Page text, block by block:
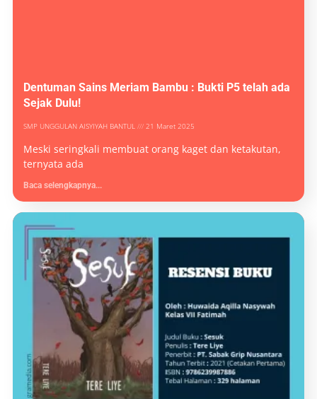
Dentuman Sains Meriam Bambu : Bukti P5 telah ada
Sejak Dulu!
SMP UNGGULAN AISYIYAH BANTUL 21 Maret 2025
Meski seringkali membuat orang kaget dan ketakutan,
ternyata ada
Baca selengkapnya...